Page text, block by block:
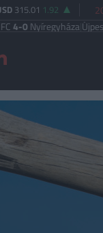
315.01 1.92
|Újpest FC4-2